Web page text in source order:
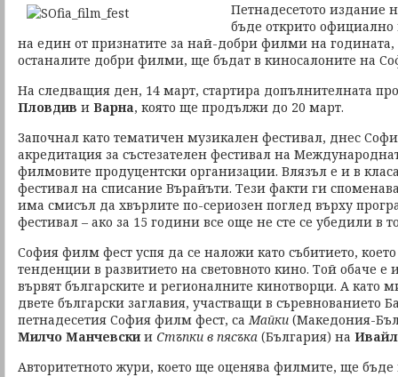
Петнадесетото
бъде открито
на един от признатите за най-добри филми на годината,
останалите добри филми, ще бъдат в киносалоните на
На следващия ден, 14 март, стартира допълнителната
Пловдив и Варна, която ще продължи до 20 март.
Започнал като тематичен музикален фестивал, днес
акредитация за състезателен фестивал на
филмовите продуцентски организации. Влязъл е и в
фестивал на списание Върайъти. Тези факти ги
има смисъл да хвърлите по-сериозен поглед върху
фестивал – ако за 15 години все още не сте се убедили в
София филм фест успя да се наложи като събитието,
тенденции в развитието на световното кино. Той обаче е
вървят българските и регионалните кинотворци. А като
двете български заглавия, участващи в съревнованието
петнадесетия София филм фест, саМайки (Македония-
Милчо Манчевскии Стъпки в пясъка (България) на
Авторитетното жури, което ще оценява филмите, ще бъде